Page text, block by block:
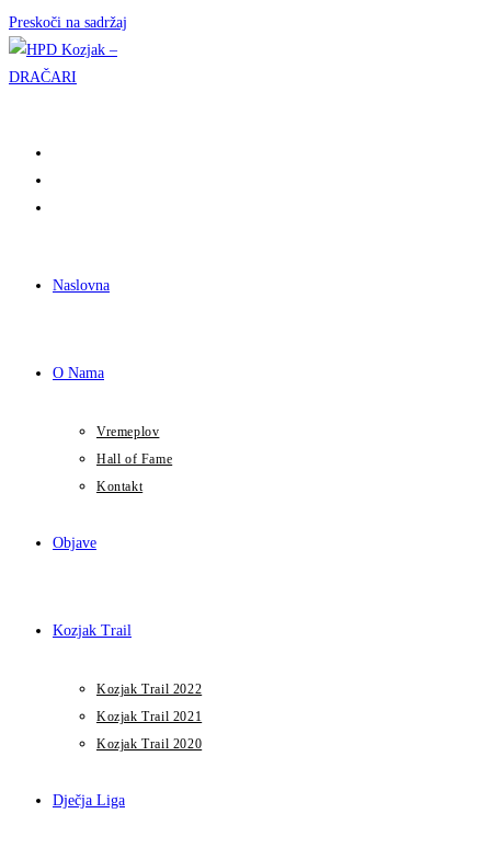
Preskoči na sadržaj
Naslovna
O Nama
Vremeplov
Hall of Fame
Kontakt
Objave
Kozjak Trail
Kozjak Trail 2022
Kozjak Trail 2021
Kozjak Trail 2020
Dječja Liga